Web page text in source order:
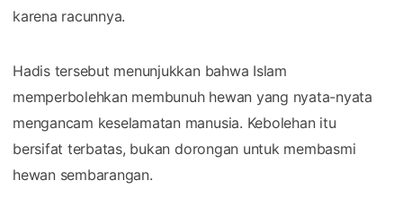
karena racunnya.
Hadis tersebut menunjukkan bahwa Islam
memperbolehkan membunuh hewan yang nyata-nyata
mengancam keselamatan manusia. Kebolehan itu
bersifat terbatas, bukan dorongan untuk membasmi
hewan sembarangan.